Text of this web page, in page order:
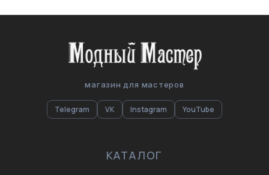
магазин для мастеров
Telegram VK Instagram YouTube
КАТАЛОГ